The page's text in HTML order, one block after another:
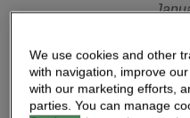
Interim CEO since
remain the
We use cookies and other
with navigation, improve
with our marketing efforts,
parties. You can manage